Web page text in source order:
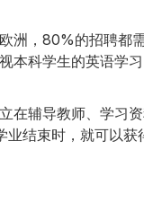
洲，80%的招聘都
本科学生的英语学
在辅导教师、学习
结束时，就可以获